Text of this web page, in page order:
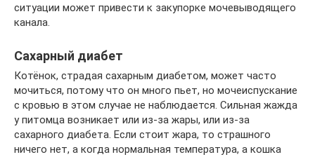
ситуации может привести к закупорке мочевыводящего
канала.
Сахарный диабет
Котёнок, страдая сахарным диабетом, может часто
мочиться, потому что он много пьет, но мочеиспускание
с кровью в этом случае не наблюдается. Сильная жажда
у питомца возникает или из-за жары, или из-за
сахарного диабета. Если стоит жара, то страшного
ничего нет, а когда нормальная температура, а кошка